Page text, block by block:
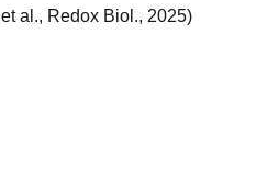
al., Redox Biol., 2025)